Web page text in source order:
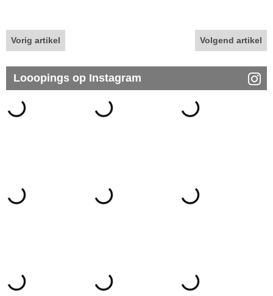
Vorig artikel Volgend artikel
Looopings op Instagram